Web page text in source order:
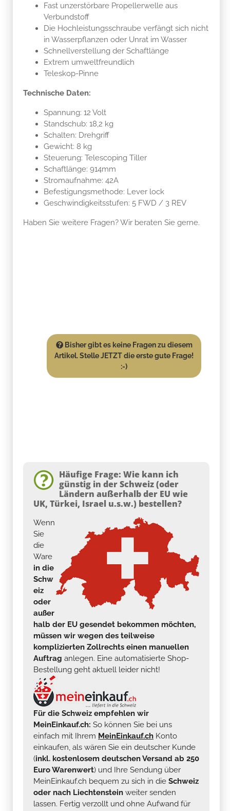
Fast unzerstörbare Propellerwelle aus
Verbundstoff
Die Hochleistungsschraube verfängt sich nicht
in Wasserpflanzen oder Unrat im Wasser
Schnellverstellung der Schaftlänge
Extrem umweltfreundlich
Teleskop-Pinne
Technische Daten:
Spannung: 12 Volt
Standschub: 18,2 kg
Schalten: Drehgriff
Gewicht: 8 kg
Steuerung: Telescoping Tiller
Schaftlänge: 914mm
Stromaufnahme: 42A
Befestigungsmethode: Lever lock
Geschwindigkeitsstufen: 5 FWD / 3 REV
Haben Sie weitere Fragen? Wir beraten Sie gerne.
Bisher gibt es keine Fragen zu diesem
Artikel. Stelle JETZT die erste gute Frage!
:-)
Häufige Frage: Wie kann ich
günstig in der Schweiz (oder
Ländern außerhalb der EU wie
UK, Türkei, Israel u.s.w.) bestellen?
Wenn
Sie
die
Ware
in die
Schw
eiz
oder
außer
halb der EU gesendet bekommen möchten,
müssen wir wegen des teilweise
komplizierten Zollrechts einen manuellen
Auftrag anlegen. Eine automatisierte Shop-
Bestellung geht aktuell leider nicht!
Für die Schweiz empfehlen wir
MeinEinkauf.ch: So können Sie bei uns
einfach mit Ihrem MeinEinkauf.ch Konto
einkaufen, als wären Sie ein deutscher Kunde
(inkl. kostenlosem deutschen Versand ab 250
Euro Warenwert) und Ihre Sendung über
MeinEinkauf.ch bequem zu sich in die Schweiz
oder nach Liechtenstein weiter senden
lassen. Fertig verzollt und ohne Aufwand für